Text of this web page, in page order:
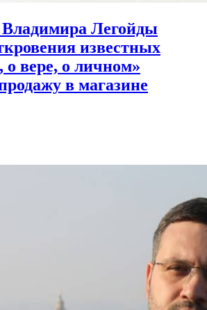
Легойды
известных
о вере, о личном»
в магазине